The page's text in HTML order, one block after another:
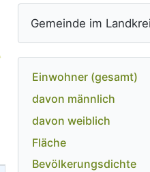
Gemeinde im
Einwohner (gesamt)
davon männlich
davon weiblich
Fläche
Bevölkerungsdichte